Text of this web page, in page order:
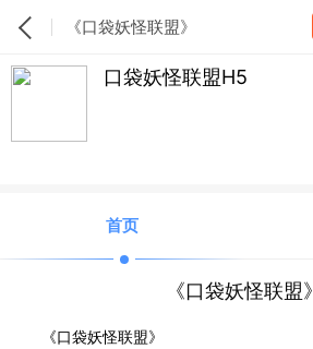
《口袋妖怪联盟》
口袋妖怪联盟H5
首页
《口袋妖怪联盟》
《口袋妖怪联盟》